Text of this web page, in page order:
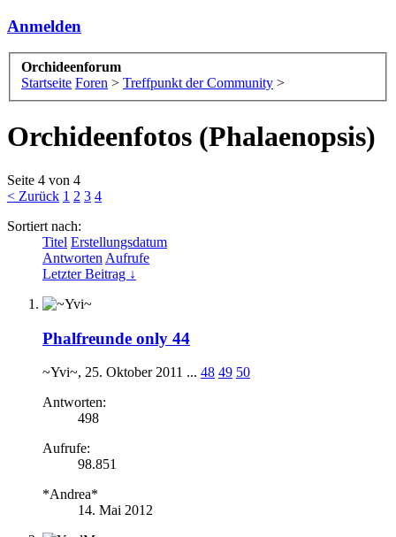
Anmelden
Orchideenforum
Startseite Foren > Treffpunkt der Community >
Orchideenfotos (Phalaenopsis)
Seite 4 von 4
< Zurück 1 2 3 4
Sortiert nach:
Titel Erstellungsdatum
Antworten Aufrufe
Letzter Beitrag ↓
Phalfreunde only 44
~Yvi~, 25. Oktober 2011 ... 48 49 50
Antworten:
498
Aufrufe:
98.851
*Andrea*
14. Mai 2012